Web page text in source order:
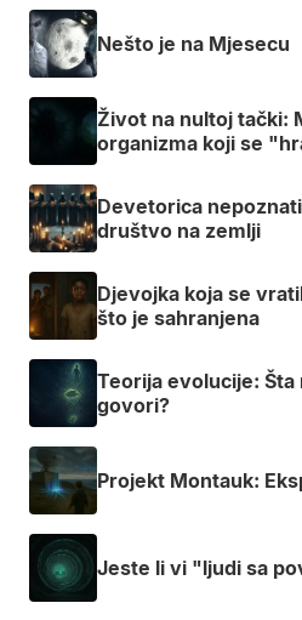
Nešto je na Mjesecu
Život na nultoj tački:
organizma koji se
Devetorica
društvo na zemlji
Djevojka koja se
što je sahranjena
Teorija evolucije: Šta
govori?
Projekt Montauk:
Jeste li vi "ljudi sa